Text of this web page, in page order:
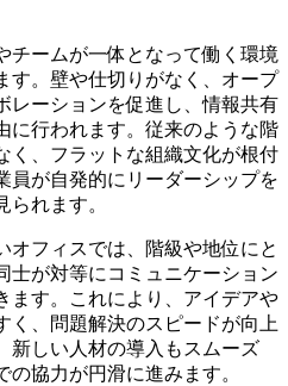
チームが一体となって働く環境
す。壁や仕切りがなく、オープ
レーションを促進し、情報共有
に行われます。従来のような階
く、フラットな組織文化が根付
員が自発的にリーダーシップを
られます。
オフィスでは、階級や地位にと
士が対等にコミュニケーション
ます。これにより、アイデアや
く、問題解決のスピードが向上
新しい人材の導入もスムーズ
の協力が円滑に進みます。